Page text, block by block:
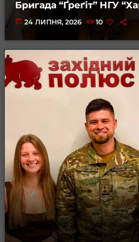
Бригада “Ґреґіт” НГУ
today 24 ЛИПНЯ, 2026 10